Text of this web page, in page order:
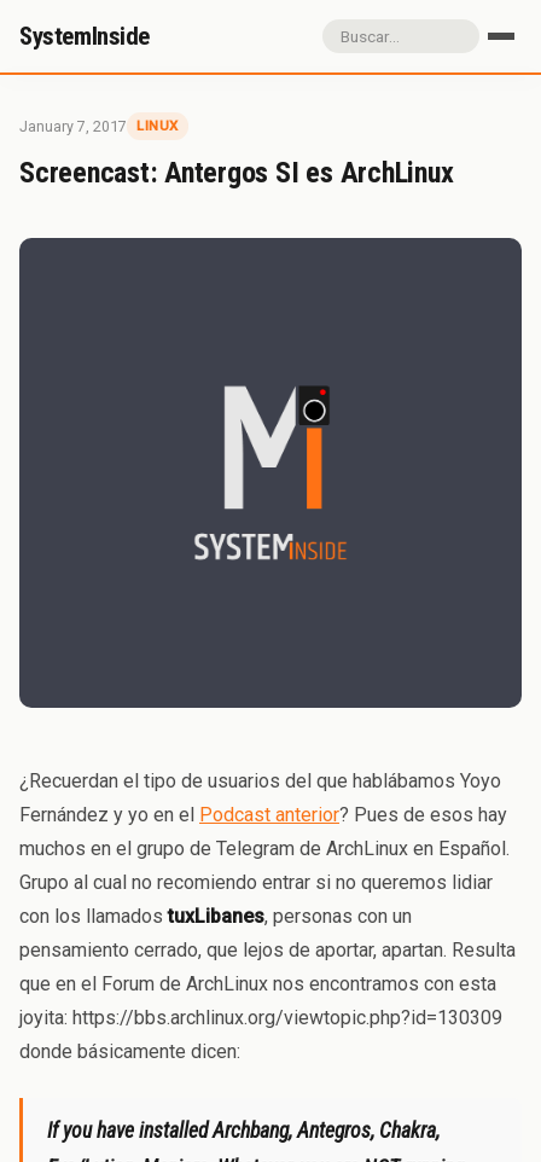
SystemInside
January 7, 2017 LINUX
Screencast: Antergos SI es ArchLinux
¿Recuerdan el tipo de usuarios del que hablábamos Yoyo
Fernández y yo en el Podcast anterior? Pues de esos hay
muchos en el grupo de Telegram de ArchLinux en Español.
Grupo al cual no recomiendo entrar si no queremos lidiar
con los llamadostuxLibanes, personas con un
pensamiento cerrado, que lejos de aportar, apartan. Resulta
que en el Forum de ArchLinux nos encontramos con esta
joyita: https://bbs.archlinux.org/viewtopic.php?id=130309
donde básicamente dicen:
If you have installed Archbang, Antegros, Chakra,